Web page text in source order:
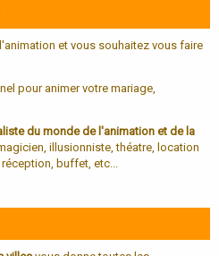
et vous souhaitez vous faire
pour animer votre mariage,
du monde de l'animation et de la
illusionniste, théatre, location
buffet, etc...